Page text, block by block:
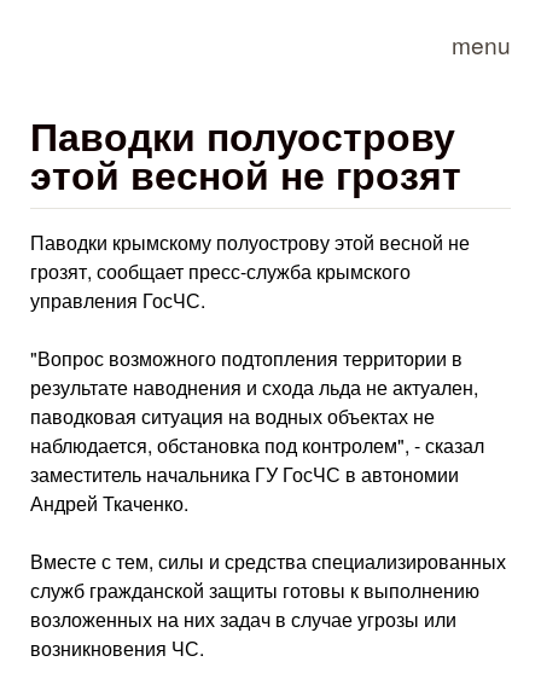
menu
Паводки полуострову
этой весной не грозят
Паводки крымскому полуострову этой весной не
грозят, сообщает пресс-служба крымского
управления ГосЧС.
"Вопрос возможного подтопления территории в
результате наводнения и схода льда не актуален,
паводковая ситуация на водных объектах не
наблюдается, обстановка под контролем", - сказал
заместитель начальника ГУ ГосЧС в автономии
Андрей Ткаченко.
Вместе с тем, силы и средства специализированных
служб гражданской защиты готовы к выполнению
возложенных на них задач в случае угрозы или
возникновения ЧС.